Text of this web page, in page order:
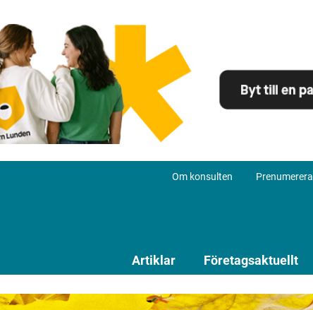
Om konsulten Prenumerera
Artiklar Företagsaktuellt